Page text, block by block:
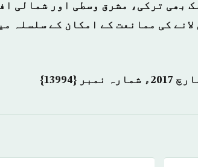
بھی ترکی، مشرق وسطی اور شمالی
کی ممانعت کے امکان کے سلسلہ